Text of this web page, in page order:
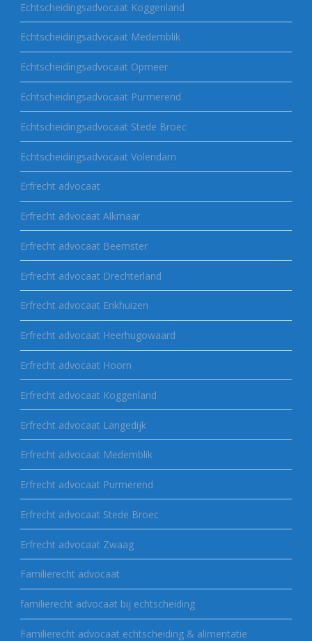
Echtscheidingsadvocaat Koggenland
Echtscheidingsadvocaat Medemblik
Echtscheidingsadvocaat Opmeer
Echtscheidingsadvocaat Purmerend
Echtscheidingsadvocaat Stede Broec
Echtscheidingsadvocaat Volendam
Erfrecht advocaat
Erfrecht advocaat Alkmaar
Erfrecht advocaat Beemster
Erfrecht advocaat Drechterland
Erfrecht advocaat Enkhuizen
Erfrecht advocaat Heerhugowaard
Erfrecht advocaat Hoorn
Erfrecht advocaat Koggenland
Erfrecht advocaat Langedijk
Erfrecht advocaat Medemblik
Erfrecht advocaat Purmerend
Erfrecht advocaat Stede Broec
Erfrecht advocaat Zwaag
Familierecht advocaat
familierecht advocaat bij echtscheiding
Familierecht advocaat echtscheiding & alimentatie